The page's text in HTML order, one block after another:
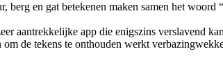
berg en gat betekenen maken samen het woord
aantrekkelijke app die enigszins verslavend
de tekens te onthouden werkt